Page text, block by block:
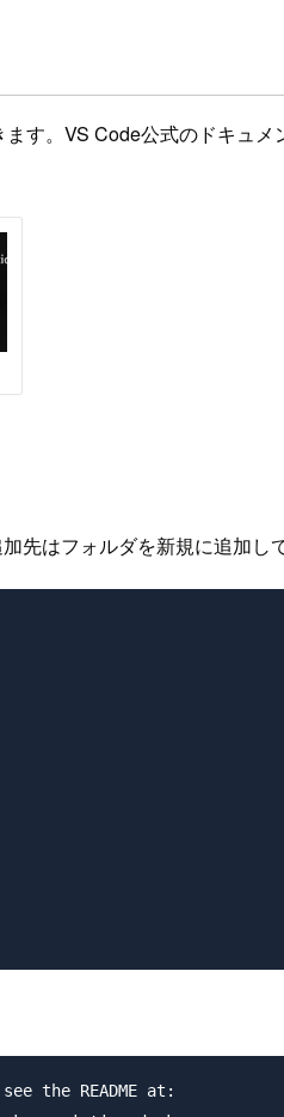
す。VS Code公式のドキュ
先はフォルダを新規に追加し
the README at: